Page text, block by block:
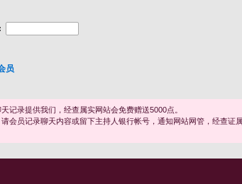
员
记录提供我们，经查属实网站会免费赠送5000点。
会员记录聊天内容或留下主持人银行帐号，通知网站网管，经查证